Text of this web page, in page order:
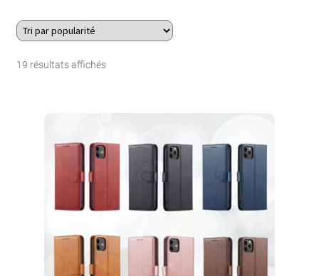
À Propos
Contact
19 résultats affichésTrié